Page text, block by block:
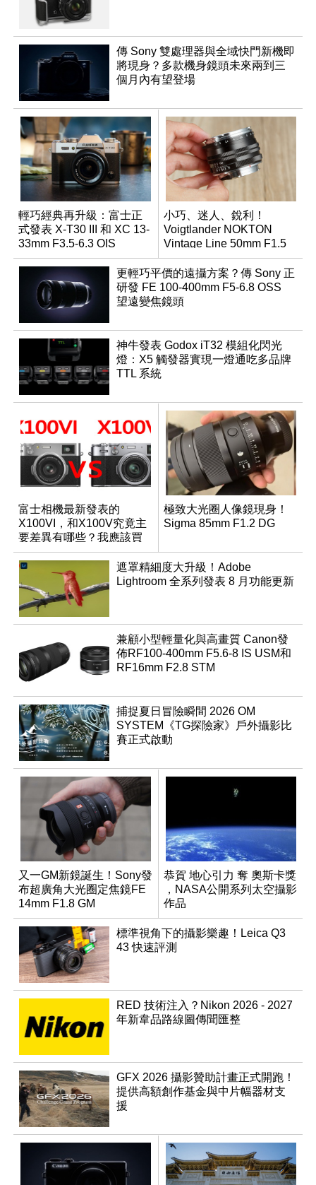
傳 Sony 雙處理器與全域快門新機即
將現身？多款機身鏡頭未來兩到三
個月內有望登場
輕巧經典再升級：富士正
式發表 X-T30 III 和 XC 13-
33mm F3.5-6.3 OIS
小巧、迷人、銳利！
Voigtlander NOKTON
Vintage Line 50mm F1.5
ASPH II
更輕巧平價的遠攝方案？傳 Sony 正
研發 FE 100-400mm F5-6.8 OSS
望遠變焦鏡頭
神牛發表 Godox iT32 模組化閃光
燈：X5 觸發器實現一燈通吃多品牌
TTL 系統
富士相機最新發表的
X100VI，和X100V究竟主
要差異有哪些？我應該買
哪一台？
極致大光圈人像鏡現身！
Sigma 85mm F1.2 DG
遮罩精細度大升級！Adobe
Lightroom 全系列發表 8 月功能更新
兼顧小型輕量化與高畫質 Canon發
佈RF100-400mm F5.6-8 IS USM和
RF16mm F2.8 STM
捕捉夏日冒險瞬間 2026 OM
SYSTEM《TG探險家》戶外攝影比
賽正式啟動
又一GM新鏡誕生！Sony發
布超廣角大光圈定焦鏡FE
14mm F1.8 GM
恭賀 地心引力 奪 奧斯卡獎
，NASA公開系列太空攝影
作品
標準視角下的攝影樂趣！Leica Q3
43 快速評測
RED 技術注入？Nikon 2026 - 2027
年新韋品路線圖傳聞匯整
GFX 2026 攝影贊助計畫正式開跑！
提供高額創作基金與中片幅器材支
援